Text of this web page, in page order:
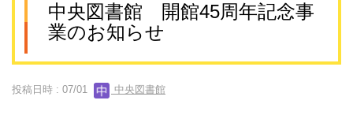
中央図書館 開館45周年記念事
業のお知らせ
投稿日時 : 07/01 中央図書館